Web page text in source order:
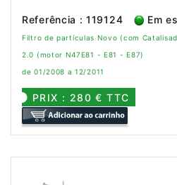
Referência : 119124 Em
Filtro de partículas Novo (com
2.0 (motor N47E81 - E81 - E87)
de 01/2008 a 12/2011
PRIX : 280 € TTC